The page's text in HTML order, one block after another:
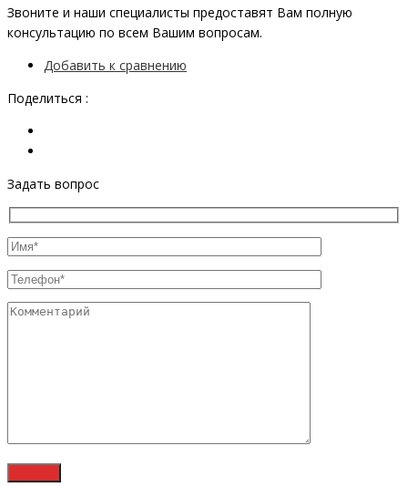
Звоните и наши специалисты предоставят Вам полную
консультацию по всем Вашим вопросам.
Добавить к сравнению
Поделиться :
Задать вопрос